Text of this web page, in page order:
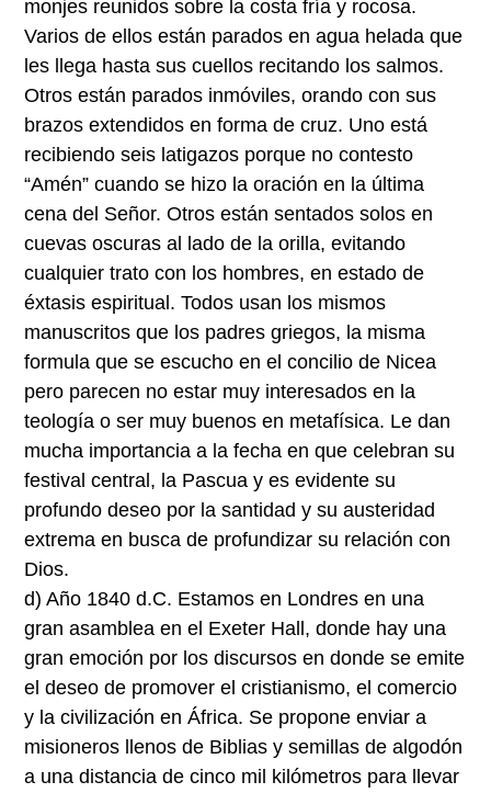
monjes reunidos sobre la costa fría y rocosa.
Varios de ellos están parados en agua helada que
les llega hasta sus cuellos recitando los salmos.
Otros están parados inmóviles, orando con sus
brazos extendidos en forma de cruz. Uno está
recibiendo seis latigazos porque no contesto
“Amén” cuando se hizo la oración en la última
cena del Señor. Otros están sentados solos en
cuevas oscuras al lado de la orilla, evitando
cualquier trato con los hombres, en estado de
éxtasis espiritual. Todos usan los mismos
manuscritos que los padres griegos, la misma
formula que se escucho en el concilio de Nicea
pero parecen no estar muy interesados en la
teología o ser muy buenos en metafísica. Le dan
mucha importancia a la fecha en que celebran su
festival central, la Pascua y es evidente su
profundo deseo por la santidad y su austeridad
extrema en busca de profundizar su relación con
Dios.
d) Año 1840 d.C. Estamos en Londres en una
gran asamblea en el Exeter Hall, donde hay una
gran emoción por los discursos en donde se emite
el deseo de promover el cristianismo, el comercio
y la civilización en África. Se propone enviar a
misioneros llenos de Biblias y semillas de algodón
a una distancia de cinco mil kilómetros para llevar